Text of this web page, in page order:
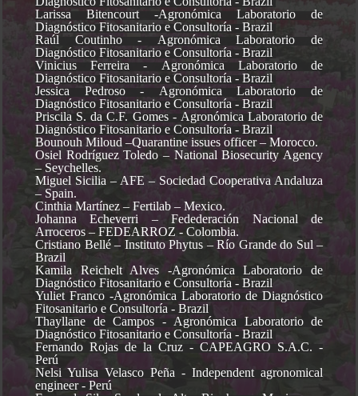
Larissa Bitencourt -Agronómica Laboratorio de
Diagnóstico Fitosanitario e Consultoría - Brazil
Raúl Coutinho - Agronómica Laboratorio de
Diagnóstico Fitosanitario e Consultoría - Brazil
Vinicius Ferreira - Agronómica Laboratorio de
Diagnóstico Fitosanitario e Consultoría - Brazil
Jessica Pedroso - Agronómica Laboratorio de
Diagnóstico Fitosanitario e Consultoría - Brazil
Priscila S. da C.F. Gomes - Agronómica Laboratorio de
Diagnóstico Fitosanitario e Consultoría - Brazil
Bounouh Miloud –Quarantine issues officer – Morocco.
Osiel Rodríguez Toledo – National Biosecurity Agency
– Seychelles.
Miguel Sicilia – AFE – Sociedad Cooperativa Andaluza
– Spain.
Cinthia Martínez – Fertilab – Mexico.
Johanna Echeverri – Fedederación Nacional de
Arroceros – FEDEARROZ - Colombia.
Cristiano Bellé – Instituto Phytus – Río Grande do Sul –
Brazil
Kamila Reichelt Alves -Agronómica Laboratorio de
Diagnóstico Fitosanitario e Consultoría - Brazil
Yuliet Franco -Agronómica Laboratorio de Diagnóstico
Fitosanitario e Consultoría - Brazil
Thayllane de Campos - Agronómica Laboratorio de
Diagnóstico Fitosanitario e Consultoría - Brazil
Fernando Rojas de la Cruz - CAPEAGRO S.A.C. -
Perú
Nelsi Yulisa Velasco Peña - Independent agronomical
engineer - Perú